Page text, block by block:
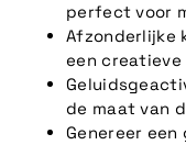
perfect voor
Afzonderlijke
een
de maat van
Genereer